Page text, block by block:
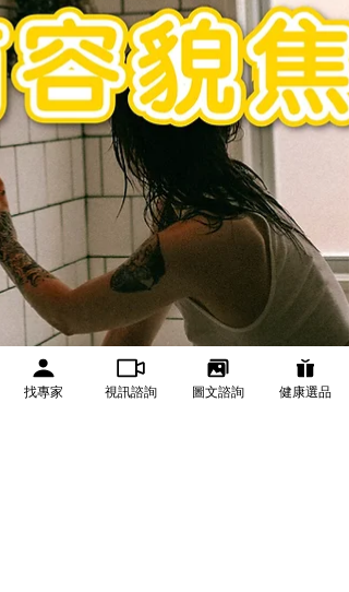
找專家 視訊諮詢 圖文諮詢 健康選品